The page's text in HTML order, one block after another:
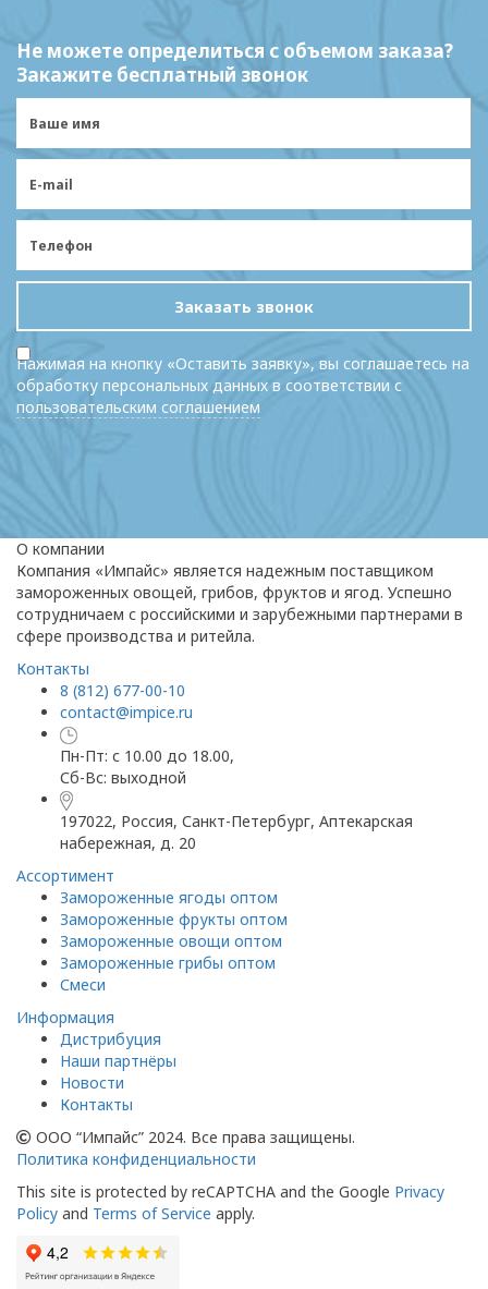
Не можете определиться с объемом заказа?
Закажите бесплатный звонок
Заказать звонок
Нажимая на кнопку «Оставить заявку», вы соглашаетесь на
обработку персональных данных в соответствии с
пользовательским соглашением
О компании
Компания «Импайс» является надежным поставщиком
замороженных овощей, грибов, фруктов и ягод. Успешно
сотрудничаем с российскими и зарубежными партнерами в
сфере производства и ритейла.
Контакты
8 (812) 677-00-10
contact@impice.ru
Пн-Пт: с 10.00 до 18.00,
Сб-Вс: выходной
197022, Россия, Санкт-Петербург, Аптекарская
набережная, д. 20
Ассортимент
Замороженные ягоды оптом
Замороженные фрукты оптом
Замороженные овощи оптом
Замороженные грибы оптом
Смеси
Информация
Дистрибуция
Наши партнёры
Новости
Контакты
ООО “Импайс” 2024. Все права защищены.
Политика конфиденциальности
This site is protected by reCAPTCHA and the Google Privacy
Policy and Terms of Service apply.